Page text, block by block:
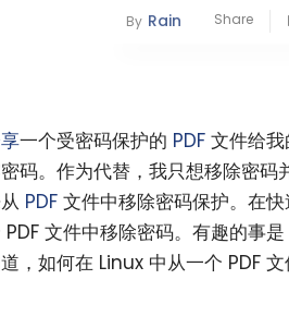
By Rain Share
一个受密码保护的 PDF 文件给
码。作为代替，我只想移除密
PDF 文件中移除密码保护。在
文件中移除密码。有趣的事
，如何在 Linux 中从一个 PDF